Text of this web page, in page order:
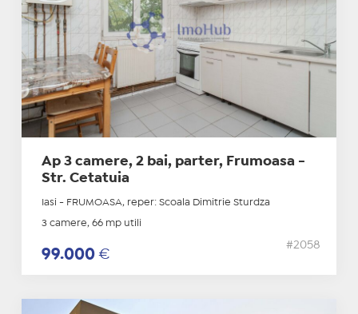
Ap 3 camere, 2 bai, parter, Frumoasa -
Str. Cetatuia
Iasi - FRUMOASA, reper: Scoala Dimitrie Sturdza
3 camere, 66 mp utili
99.000 €
#2058